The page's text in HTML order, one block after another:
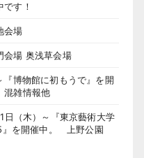
す！
会場
会場 奥浅草会場
博物館に初もうで』を開
雑情報他
日（木）～『東京藝術大学
』を開催中。 上野公園